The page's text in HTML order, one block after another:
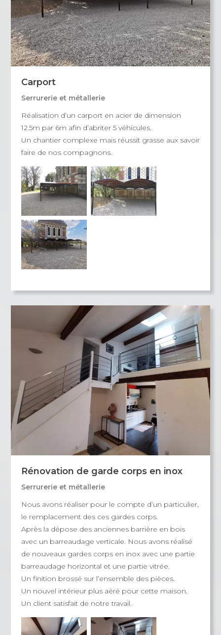
Carport
Serrurerie et métallerie
Réalisation d’un carport en acier de dimension
12.5m par 6m afin d’abriter 5 véhicules.
Un chantier complexe mais réussit grasse aux savoir
faire de nos compagnons.
Rénovation de garde corps en inox
Serrurerie et métallerie
Nous avons réaliser pour le compte d’un particulier,
le remplacement des ces gardes corps.
Après la dépose des anciennes barrière en bois
avec un barreaudage verticale. Nous avons réalisé
de nouveaux gardes corps en inox avec une partie
barreaudage horizontal et une partie vitrée.
Un finition brossé sur l’ensemble des pièces.
Un nouvel intérieur plus aéré pour cette maison.
Un client satisfait de notre travail.